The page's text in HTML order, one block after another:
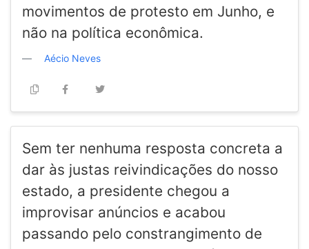
movimentos de protesto em Junho, e
não na política econômica.
Aécio Neves
Sem ter nenhuma resposta concreta a
dar às justas reivindicações do nosso
estado, a presidente chegou a
improvisar anúncios e acabou
passando pelo constrangimento de